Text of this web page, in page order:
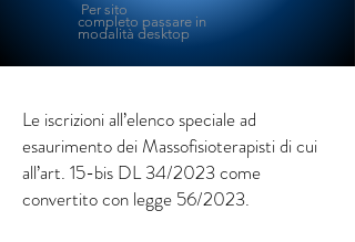
Per sito
completo passare in
modalità desktop
Le iscrizioni all’elenco speciale ad
esaurimento dei Massofisioterapisti di cui
all’art. 15-bis DL 34/2023 come
convertito con legge 56/2023.